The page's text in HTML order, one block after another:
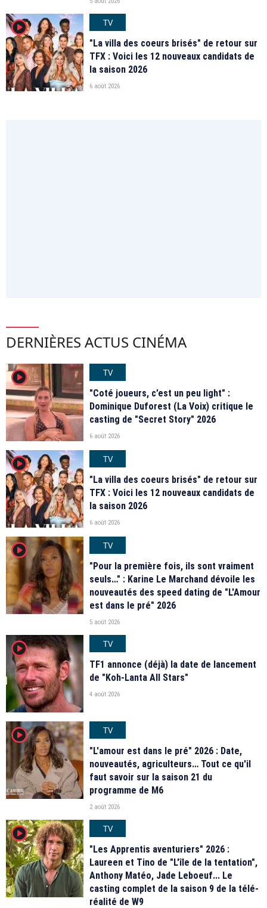
player2
TV
"La villa des coeurs brisés" de retour sur
TFX : Voici les 12 nouveaux candidats de
la saison 2026
6 août 2026
DERNIÈRES ACTUS CINÉMA
player2
TV
"Coté joueurs, c’est un peu light" :
Dominique Duforest (La Voix) critique le
casting de "Secret Story" 2026
6 août 2026
player2
TV
"La villa des coeurs brisés" de retour sur
TFX : Voici les 12 nouveaux candidats de
la saison 2026
6 août 2026
player2
TV
"Pour la première fois, ils sont vraiment
seuls…" : Karine Le Marchand dévoile les
nouveautés des speed dating de "L'Amour
est dans le pré" 2026
5 août 2026
player2
TV
TF1 annonce (déjà) la date de lancement
de "Koh-Lanta All Stars"
4 août 2026
player2
TV
"L'amour est dans le pré" 2026 : Date,
nouveautés, agriculteurs… Tout ce qu'il
faut savoir sur la saison 21 du
programme de M6
2 août 2026
player2
TV
"Les Apprentis aventuriers" 2026 :
Laureen et Tino de "L'île de la tentation",
Anthony Matéo, Jade Leboeuf... Le
casting complet de la saison 9 de la télé-
réalité de W9